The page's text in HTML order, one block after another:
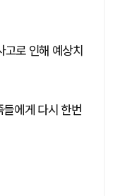
고로 인해 예상치
에게 다시 한번